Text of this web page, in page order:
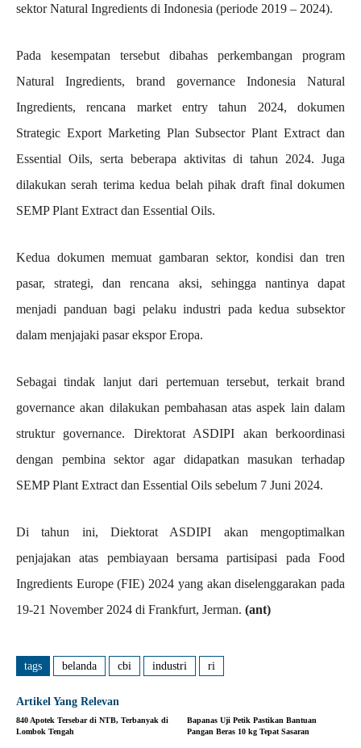
sektor Natural Ingredients di Indonesia (periode 2019 – 2024).
Pada kesempatan tersebut dibahas perkembangan program
Natural Ingredients, brand governance Indonesia Natural
Ingredients, rencana market entry tahun 2024, dokumen
Strategic Export Marketing Plan Subsector Plant Extract dan
Essential Oils, serta beberapa aktivitas di tahun 2024. Juga
dilakukan serah terima kedua belah pihak draft final dokumen
SEMP Plant Extract dan Essential Oils.
Kedua dokumen memuat gambaran sektor, kondisi dan tren
pasar, strategi, dan rencana aksi, sehingga nantinya dapat
menjadi panduan bagi pelaku industri pada kedua subsektor
dalam menjajaki pasar ekspor Eropa.
Sebagai tindak lanjut dari pertemuan tersebut, terkait brand
governance akan dilakukan pembahasan atas aspek lain dalam
struktur governance. Direktorat ASDIPI akan berkoordinasi
dengan pembina sektor agar didapatkan masukan terhadap
SEMP Plant Extract dan Essential Oils sebelum 7 Juni 2024.
Di tahun ini, Diektorat ASDIPI akan mengoptimalkan
penjajakan atas pembiayaan bersama partisipasi pada Food
Ingredients Europe (FIE) 2024 yang akan diselenggarakan pada
19-21 November 2024 di Frankfurt, Jerman. (ant)
tags belanda cbi industri ri
Artikel Yang Relevan
840 Apotek Tersebar di NTB, Terbanyak di
Lombok Tengah
Bapanas Uji Petik Pastikan Bantuan
Pangan Beras 10 kg Tepat Sasaran